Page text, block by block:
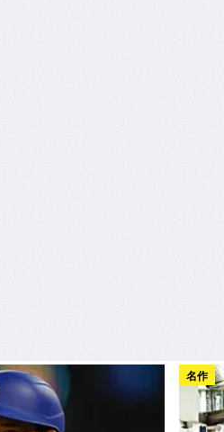
名作